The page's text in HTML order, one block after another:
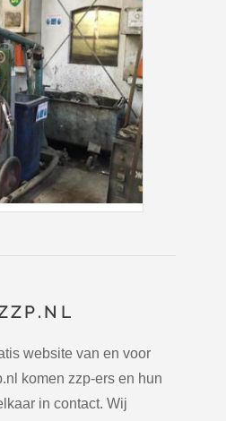
website van en voor
komen zzp-ers en hun
in contact. Wij